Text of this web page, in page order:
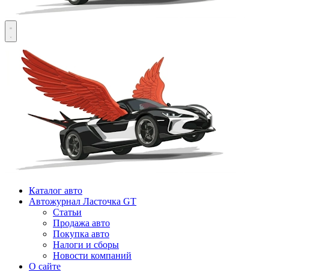
Каталог авто
Автожурнал Ласточка GT
Статьи
Продажа авто
Покупка авто
Налоги и сборы
Новости компаний
О сайте